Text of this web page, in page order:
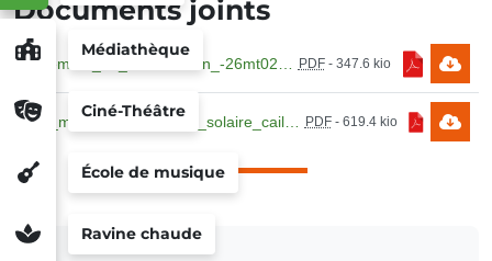
Médiathèque
Ciné-Théâtre
École de musique
Ravine chaude
Documents joints
PDF- 347.6 kio
PDF- 619.4 kio